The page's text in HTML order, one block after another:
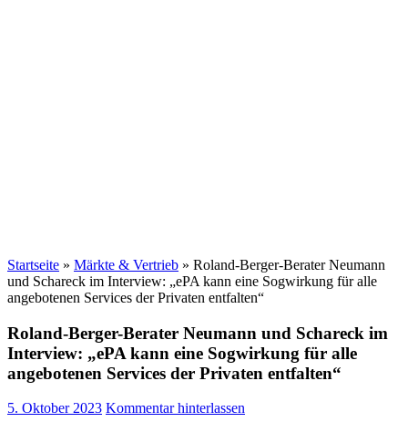
Startseite » Märkte & Vertrieb » Roland-Berger-Berater Neumann
und Schareck im Interview: „ePA kann eine Sogwirkung für alle
angebotenen Services der Privaten entfalten“
Roland-Berger-Berater Neumann und Schareck im
Interview: „ePA kann eine Sogwirkung für alle
angebotenen Services der Privaten entfalten“
5. Oktober 2023 Kommentar hinterlassen